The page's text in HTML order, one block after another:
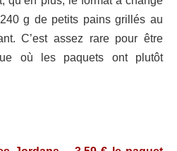
g de petits pains grillés au
C’est assez rare pour être
où les paquets ont plutôt